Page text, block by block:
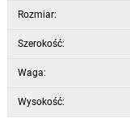
Rozmiar:
Szerokość:
Waga:
Wysokość: